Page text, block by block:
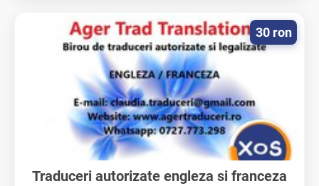
Traduceri autorizate engleza si franceza
30 ron